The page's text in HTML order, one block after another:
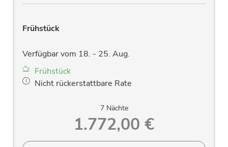
Frühstück
Verfügbar vom 18. - 25. Aug.
Frühstück
Nicht rückerstattbare Rate
7 Nächte
1.772,00 €